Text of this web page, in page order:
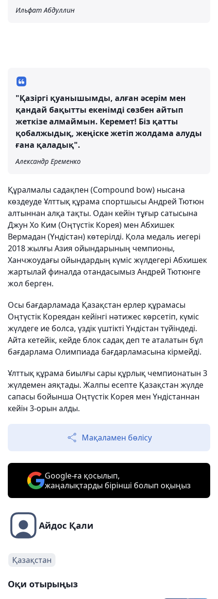
Ильфат Абдуллин
"Қазіргі қуанышымды, алған әсерім мен
қандай бақытты екенімді сөзбен айтып
жеткізе алмаймын. Керемет! Біз қатты
қобалжыдық, жеңіске жетіп жолдама алуды
ғана қаладық".
Александр Еременко
Құралмалы садақпен (Compound bow) нысана
көздеуде Ұлттық құрама спортшысы Андрей Тютюн
алтыннан алқа тақты. Одан кейін тұғыр сатысына
Джун Хо Ким (Оңтүстік Корея) мен Абхишек
Вермадан (Үндістан) көтерілді. Қола медаль иегері
2018 жылғы Азия ойындарының чемпионы,
Ханчжоудағы ойындардың күміс жүлдегері Абхишек
жартылай финалда отандасымыз Андрей Тютюнге
жол берген.
Осы бағдарламада Қазақстан ерлер құрамасы
Оңтүстік Кореядан кейінгі нәтижес көрсетіп, күміс
жүлдеге ие болса, үздік үштікті Үндістан түйіндеді.
Айта кетейік, кейде блок садақ деп те аталатын бұл
бағдарлама Олимпиада бағдарламасына кірмейді.
Ұлттық құрама биылғы сары құрлық чемпионатын 3
жүлдемен аяқтады. Жалпы есепте Қазақстан жүлде
сапасы бойынша Оңтүстік Корея мен Үндістаннан
кейін 3-орын алды.
Мақаламен бөлісу
Google-ға қосылып,
жаңалықтарды бірінші болып оқыңыз
Айдос Қали
Қазақстан
Оқи отырыңыз